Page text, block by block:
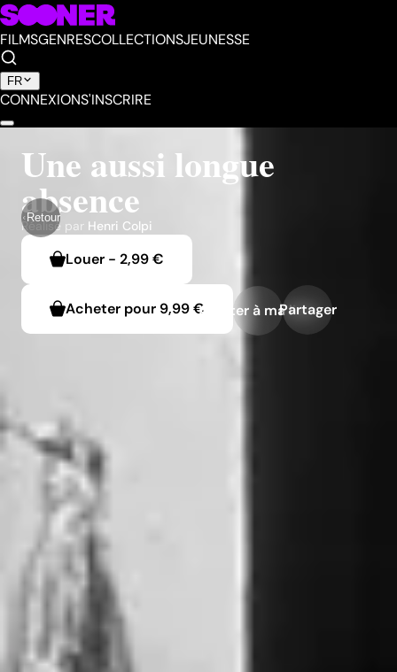
FILMSGENRESCOLLECTIONSJEUNESSE
FR
CONNEXIONS'INSCRIRE
Retour
Une aussi longue
absence
Réalisé par Henri Colpi
Louer - 2,99 €
Acheter pour 9,99 €Ajouter à ma liste
Partager